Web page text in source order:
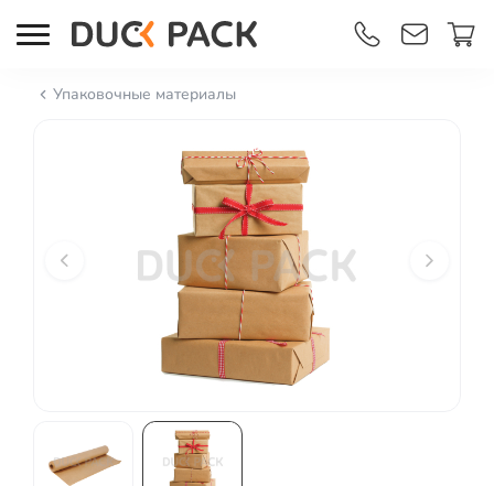
Упаковочные материалы